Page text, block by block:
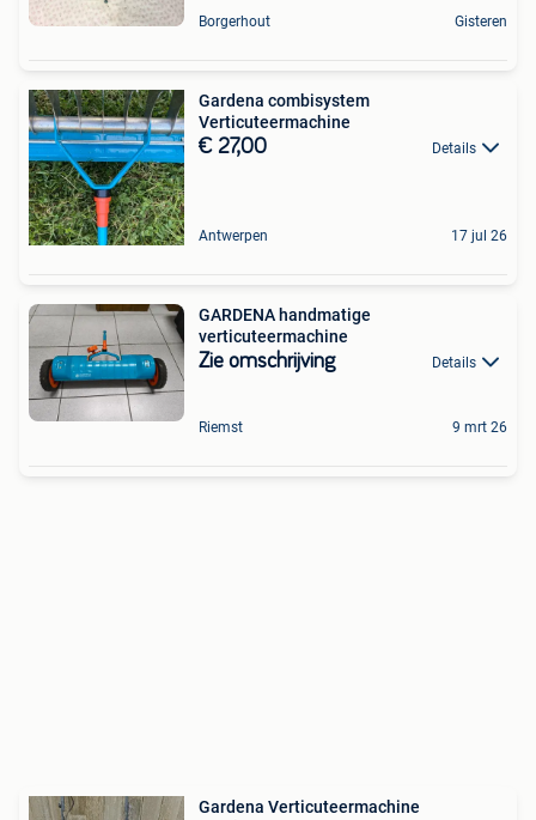
Borgerhout Gisteren
Gardena combisystem
Verticuteermachine
€ 27,00 Details
Antwerpen 17 jul 26
GARDENA handmatige
verticuteermachine
Zie omschrijving Details
Riemst 9 mrt 26
Gardena Verticuteermachine